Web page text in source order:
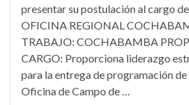
presentar su postulación al cargo
OFICINA REGIONAL
TRABAJO: COCHABAMBA
CARGO: Proporciona liderazgo
para la entrega de programación
Oficina de Campo de …